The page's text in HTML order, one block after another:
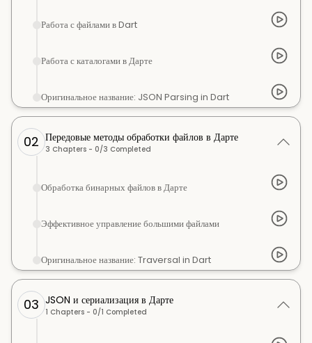
Работа с файлами в Dart
Работа с каталогами в Дарте
Оригинальное название: JSON Parsing in Dart
02 Передовые методы обработки файлов в Дарте
3 Chapters - 0/3 Completed
Обработка бинарных файлов в Дарте
Эффективное управление большими файлами
Оригинальное название: Traversal in Dart
03 JSON и сериализация в Дарте
1 Chapters - 0/1 Completed